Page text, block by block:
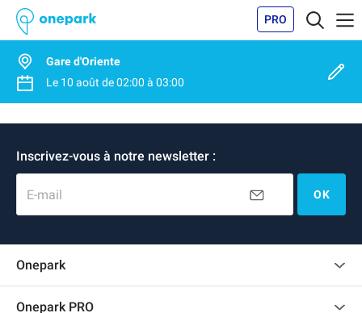
PRO
Gare d'Oriente
Le 10 août de02:00 à 03:00
Inscrivez-vous à notre newsletter :
E-mail OK
Onepark
Onepark PRO